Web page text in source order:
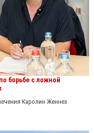
борьбе с ложной
Каролин Женнез